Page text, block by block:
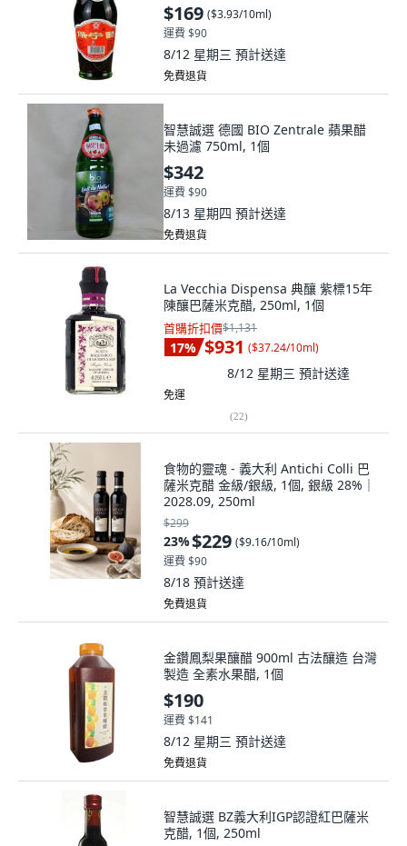
$169 ($3.93/10ml)
運費 $90
8/12 星期三 預計送達
免費退貨
智慧誠選 德國 BIO Zentrale 蘋果醋
未過濾 750ml, 1個
$342
運費 $90
8/13 星期四 預計送達
免費退貨
La Vecchia Dispensa 典釀 紫標15年
陳釀巴薩米克醋, 250ml, 1個
首購折扣價$1,131
17% $931 ($37.24/10ml)
8/12 星期三 預計送達
免運
(22)
食物的靈魂 - 義大利 Antichi Colli 巴
薩米克醋 金級/銀級, 1個, 銀級 28%｜
2028.09, 250ml
$299
23%$229 ($9.16/10ml)
運費 $90
8/18 預計送達
免費退貨
金鑽鳳梨果釀醋 900ml 古法釀造 台灣
製造 全素水果醋, 1個
$190
運費 $141
8/12 星期三 預計送達
免費退貨
智慧誠選 BZ義大利IGP認證紅巴薩米
克醋, 1個, 250ml